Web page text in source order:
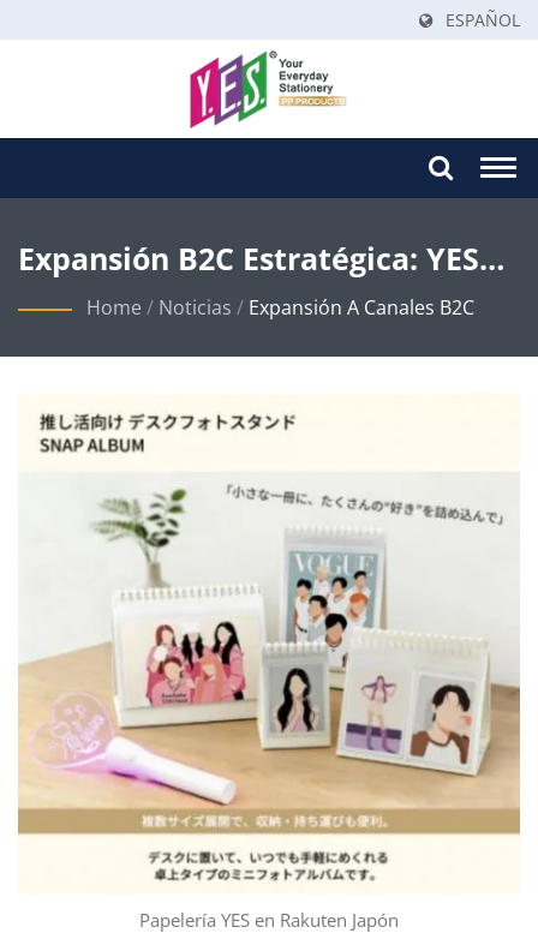
ESPAÑOL
Expansión B2C Estratégica: YES
Stationery Entra En Los
Principales Mercados De
Comercio Electrónico De Asia
Home / Noticias / Expansión A Canales B2C
Papelería YES en Rakuten Japón